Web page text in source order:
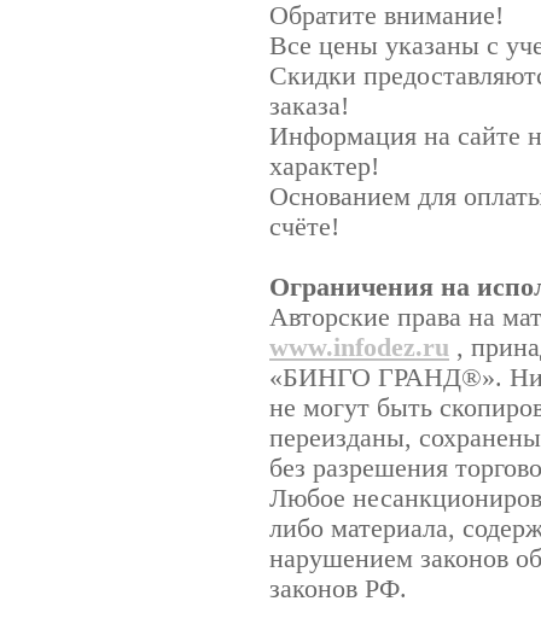
Обратите внимание!
Все цены указаны с
Скидки
заказа!
Информация на сайте
характер!
Основанием для
счёте!
Ограничения на
Авторские права на
www.infodez.ru ,
«БИНГО ГРАНД®».
не могут быть
переизданы,
без разрешения
Любое
либо материала,
нарушением законов
законов РФ.